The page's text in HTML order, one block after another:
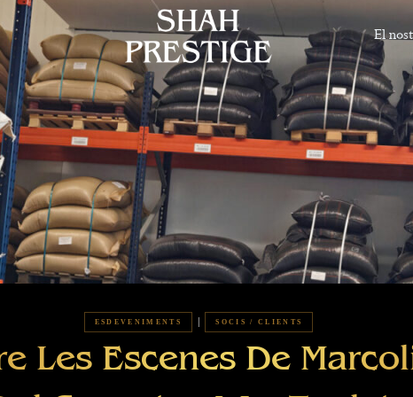
El
ESDEVENIMENTS | SOCIS / CLIENTS
Les Escenes De